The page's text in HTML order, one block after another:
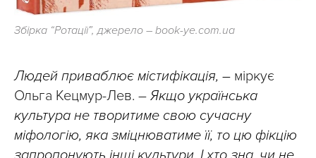
Збірка “Ротації”, джерело – book-ye.com.ua
Людей приваблює містифікація, – міркує
Ольга Кецмур-Лев. – Якщо українська
культура не творитиме свою сучасну
міфологію, яка зміцнюватиме її, то цю фікцію